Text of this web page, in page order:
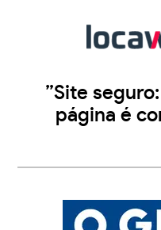
”Site
página é